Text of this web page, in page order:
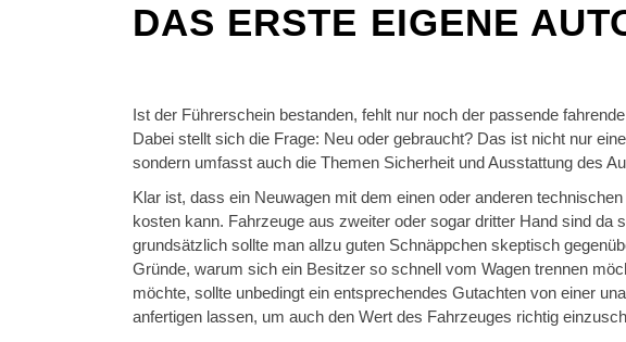
DAS ERSTE EIGENE
Ist der Führerschein bestanden, fehlt nur noch der passende
Dabei stellt sich die Frage: Neu oder gebraucht? Das ist nicht nur
sondern umfasst auch die Themen Sicherheit und Ausstattung des
Klar ist, dass ein Neuwagen mit dem einen oder anderen
kosten kann. Fahrzeuge aus zweiter oder sogar dritter Hand sind da
grundsätzlich sollte man allzu guten Schnäppchen skeptisch
Gründe, warum sich ein Besitzer so schnell vom Wagen trennen
möchte, sollte unbedingt ein entsprechendes Gutachten von einer
anfertigen lassen, um auch den Wert des Fahrzeuges richtig